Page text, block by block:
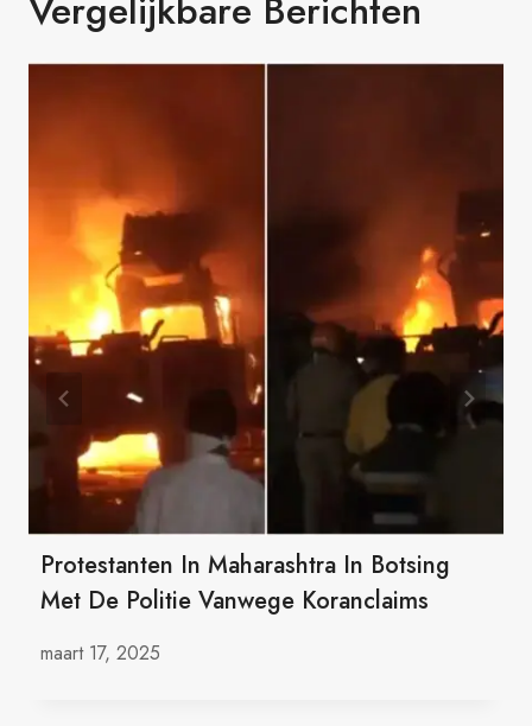
Protestanten In Maharashtra In Botsing
Met De Politie Vanwege Koranclaims
maart 17, 2025